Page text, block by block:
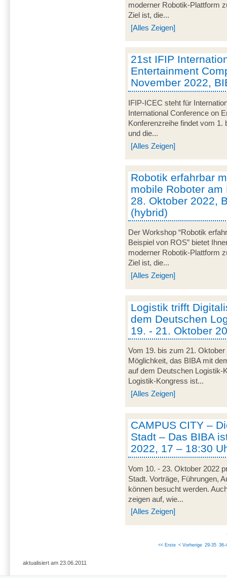
moderner Robotik-Plattform
Ziel ist, die...
[Alles Zeigen]
21st IFIP
Entertainment
November 2022,
IFIP-ICEC steht für
International Conference on
Konferenzreihe findet vom
und die...
[Alles Zeigen]
Robotik erfahrbar
mobile Roboter
28. Oktober 2022,
(hybrid)
Der Workshop “Robotik
Beispiel von ROS” bietet
moderner Robotik-Plattform
Ziel ist, die...
[Alles Zeigen]
Logistik trifft
dem Deutschen
19. - 21. Oktober
Vom 19. bis zum 21.
Möglichkeit, das BIBA mit
auf dem Deutschen Logistik-
Logistik-Kongress ist...
[Alles Zeigen]
CAMPUS CITY –
Stadt – Das BIBA
2022, 17 – 18:30
Vom 10. - 23. Oktober 2022
Stadt. Vorträge, Führungen,
können besucht werden.
zeigen auf, wie...
[Alles Zeigen]
<< Erste < Vorherige 29-35 36-
aktualisiert am 23.06.2011